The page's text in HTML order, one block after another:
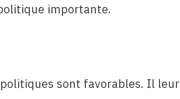
importante.
sont favorables. Il leur